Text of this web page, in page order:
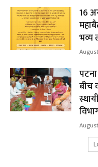
16
भव्य
बीच